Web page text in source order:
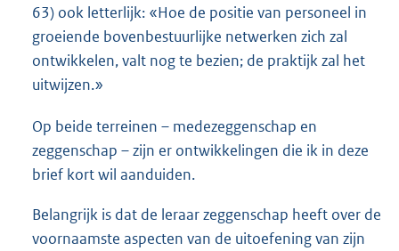
63) ook letterlijk: «Hoe de positie van personeel in
groeiende bovenbestuurlijke netwerken zich zal
ontwikkelen, valt nog te bezien; de praktijk zal het
uitwijzen.»
Op beide terreinen – medezeggenschap en
zeggenschap – zijn er ontwikkelingen die ik in deze
brief kort wil aanduiden.
Belangrijk is dat de leraar zeggenschap heeft over de
voornaamste aspecten van de uitoefening van zijn